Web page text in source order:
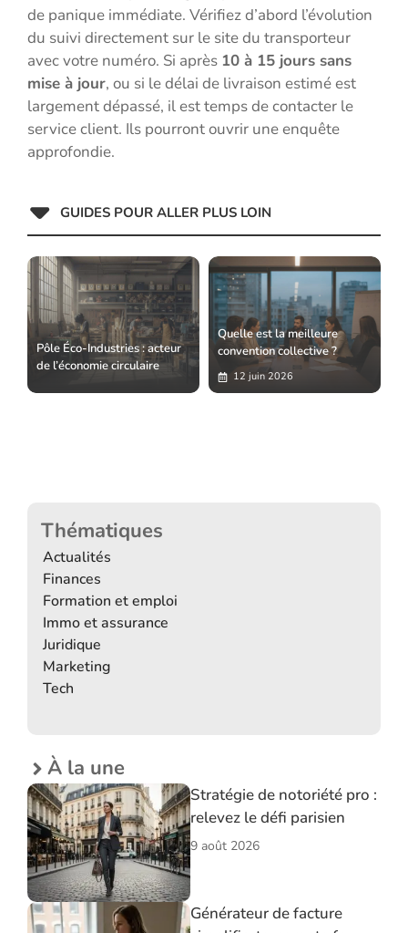
de panique immédiate. Vérifiez d’abord l’évolution
du suivi directement sur le site du transporteur
avec votre numéro. Si après 10 à 15 jours sans
mise à jour, ou si le délai de livraison estimé est
largement dépassé, il est temps de contacter le
service client. Ils pourront ouvrir une enquête
approfondie.
GUIDES POUR ALLER PLUS LOIN
Pôle Éco-Industries : acteur
de l’économie circulaire
Quelle est la meilleure
convention collective ?
12 juin 2026
Thématiques
Actualités
Finances
Formation et emploi
Immo et assurance
Juridique
Marketing
Tech
À la une
Stratégie de notoriété pro :
relevez le défi parisien
9 août 2026
Générateur de facture